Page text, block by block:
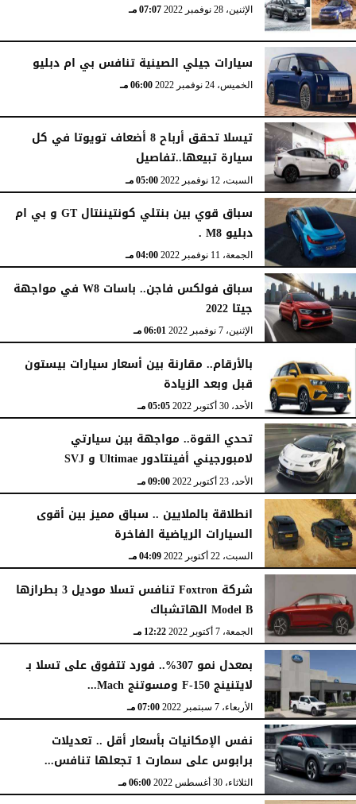
الإثنين، 28 نوفمبر 2022 07:07 مـ
سيارات جيلي الصينية تنافس بي ام دبليو
الخميس، 24 نوفمبر 2022 06:00 مـ
تيسلا تحقق أرباح 8 أضعاف تويوتا في كل
سيارة تبيعها..تفاصيل
السبت، 12 نوفمبر 2022 05:00 مـ
سباق قوي بين بنتلي كونتيننتال GT و بي ام
دبليو M8 .
الجمعة، 11 نوفمبر 2022 04:00 مـ
سباق فولكس فاجن.. باسات W8 في مواجهة
جيتا 2022
الإثنين، 7 نوفمبر 2022 06:01 مـ
بالأرقام.. مقارنة بين أسعار سيارات بيستون
قبل وبعد الزيادة
الأحد، 30 أكتوبر 2022 05:05 مـ
تحدي القوة.. مواجهة بين سيارتي
لامبورجيني أفينتادور Ultimae و SVJ
الأحد، 23 أكتوبر 2022 09:00 مـ
انطلاقة بالملايين .. سباق مميز بين أقوى
السيارات الرياضية الفاخرة
السبت، 22 أكتوبر 2022 04:09 مـ
شركة Foxtron تنافس تسلا موديل 3 بطرازها
Model B الهاتشباك
الجمعة، 7 أكتوبر 2022 12:22 مـ
بمعدل نمو 307%.. فورد تتفوق على تسلا بـ
لايتنينج F-150 ومسوتنج Mach...
الأربعاء، 7 سبتمبر 2022 07:00 مـ
نفس الإمكانيات بأسعار أقل .. تعديلات
برابوس على سمارت 1 تجعلها تنافس...
الثلاثاء، 30 أغسطس 2022 06:00 مـ